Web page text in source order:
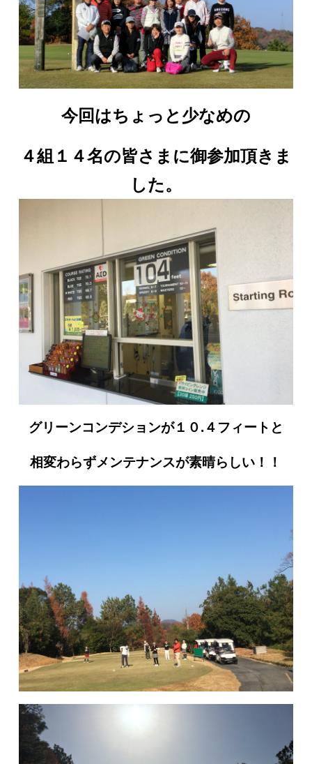
今回はちょっと少なめの
４組１４名の皆さまに御参加頂きま
した。
グリーンコンデションが１０.４フィートと
相変わらずメンテナンスが素晴らしい！！